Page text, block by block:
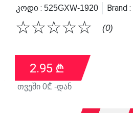
Კოდი : 525GXW-1920 Brand :
☆
☆
☆
☆
☆ (0)
2.95 ₾
თვეში 0₾ -დან